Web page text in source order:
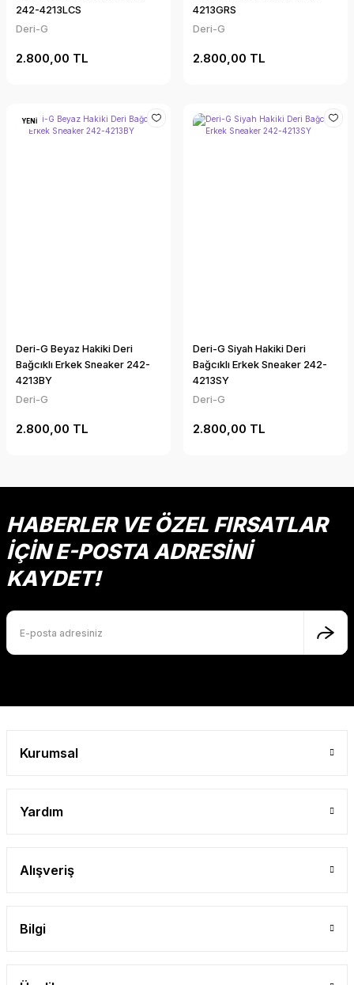
242-4213LCS
Deri-G
2.800,00 TL
4213GRS
Deri-G
2.800,00 TL
YENİ
Deri-G Beyaz Hakiki Deri
Bağcıklı Erkek Sneaker 242-
4213BY
Deri-G
2.800,00 TL
Deri-G Siyah Hakiki Deri
Bağcıklı Erkek Sneaker 242-
4213SY
Deri-G
2.800,00 TL
HABERLER VE ÖZEL FIRSATLAR
İÇİN E-POSTA ADRESİNİ
KAYDET!
Kurumsal
Yardım
Alışveriş
Bilgi